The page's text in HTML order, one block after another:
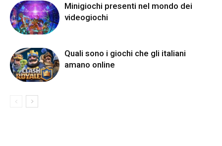
Minigiochi presenti nel mondo dei
videogiochi
Quali sono i giochi che gli italiani
amano online